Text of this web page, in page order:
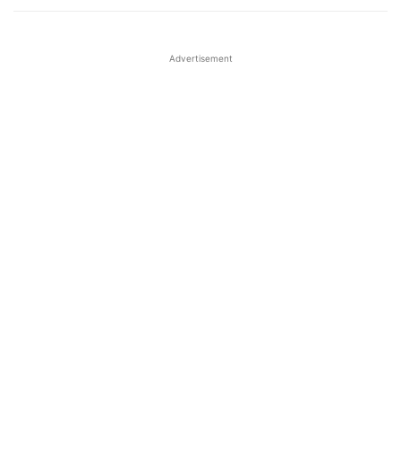
Advertisement